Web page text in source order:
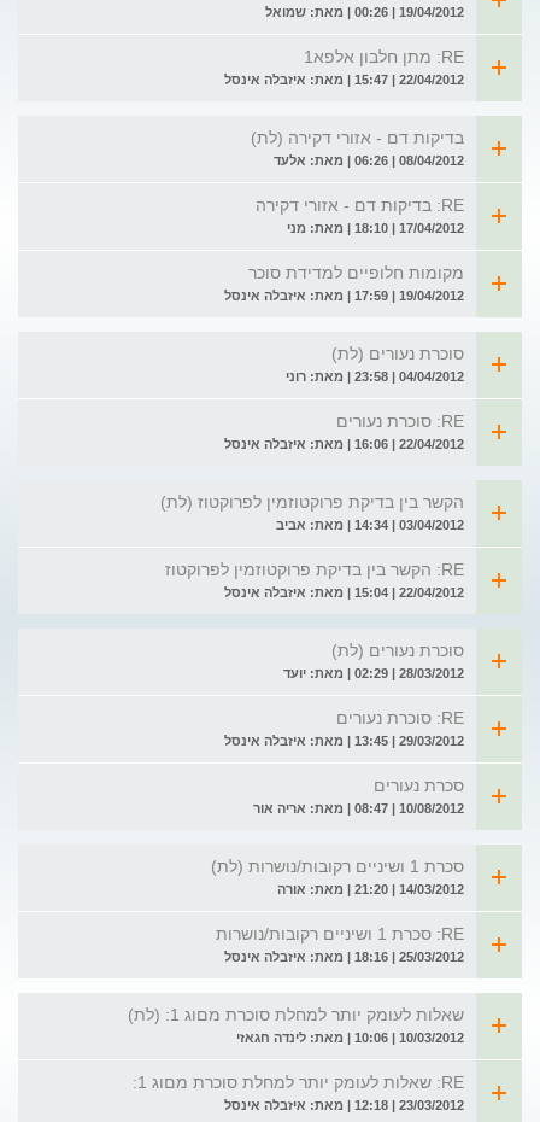
19/04/2012 | 00:26 | מאת: שמואל
RE: מתן חלבון אלפא1
22/04/2012 | 15:47 | מאת: איזבלה אינסל
בדיקות דם - אזורי דקירה (לת)
08/04/2012 | 06:26 | מאת: אלעד
RE: בדיקות דם - אזורי דקירה
17/04/2012 | 18:10 | מאת: מני
מקומות חלופיים למדידת סוכר
19/04/2012 | 17:59 | מאת: איזבלה אינסל
סוכרת נעורים (לת)
04/04/2012 | 23:58 | מאת: רוני
RE: סוכרת נעורים
22/04/2012 | 16:06 | מאת: איזבלה אינסל
הקשר בין בדיקת פרוקטוזמין לפרוקטוז (לת)
03/04/2012 | 14:34 | מאת: אביב
RE: הקשר בין בדיקת פרוקטוזמין לפרוקטוז
22/04/2012 | 15:04 | מאת: איזבלה אינסל
סוכרת נעורים (לת)
28/03/2012 | 02:29 | מאת: יועד
RE: סוכרת נעורים
29/03/2012 | 13:45 | מאת: איזבלה אינסל
סכרת נעורים
10/08/2012 | 08:47 | מאת: אריה אור
סכרת 1 ושיניים רקובות/נושרות (לת)
14/03/2012 | 21:20 | מאת: אורה
RE: סכרת 1 ושיניים רקובות/נושרות
25/03/2012 | 18:16 | מאת: איזבלה אינסל
שאלות לעומק יותר למחלת סוכרת מםוג 1: (לת)
10/03/2012 | 10:06 | מאת: לינדה חגאזי
RE: שאלות לעומק יותר למחלת סוכרת מםוג 1:
23/03/2012 | 12:18 | מאת: איזבלה אינסל